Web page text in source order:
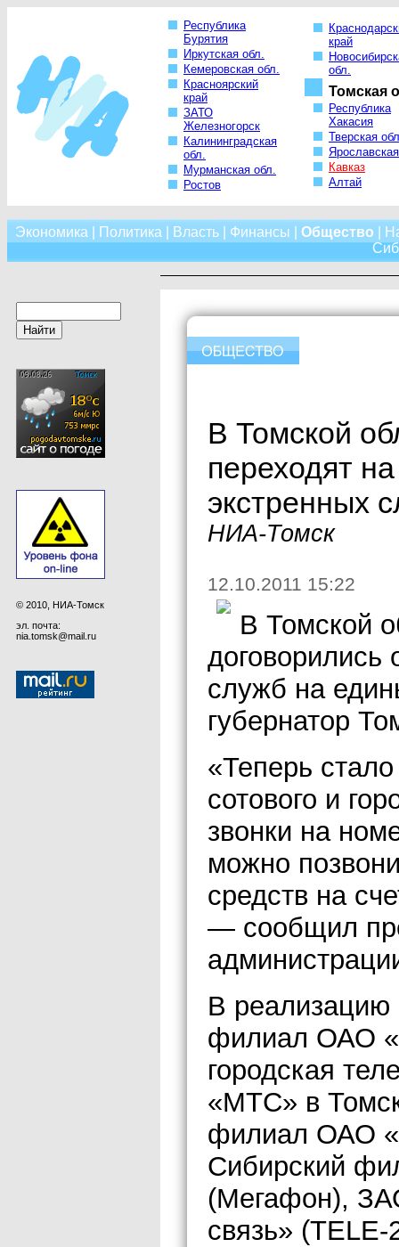
Республика
Бурятия
Иркутская обл.
Кемеровская обл.
Красноярский
край
ЗАТО
Железногорск
Калининградская
обл.
Мурманская обл.
Ростов
край
обл.
Томская
Республика
Хакасия
Тверская
Кавказ
Алтай
Экономика Политика Власть| Финансы Общество
© 2010, НИА-Томск
эл. почта:
nia.tomsk@mail.ru
В Томской
переходят
экстренных
НИА-Томск
12.10.2011 15:22
В Томской
договорились
служб на
губернатор
«Теперь
сотового и
звонки на
можно
средств на
— сообщил
В реализацию
филиал ОАО
городская
«МТС» в
филиал ОАО
Сибирский
(Мегафон),
связь»